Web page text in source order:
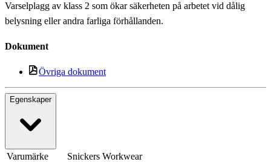
Varselplagg av klass 2 som ökar säkerheten på arbetet vid dålig
belysning eller andra farliga förhållanden.
Dokument
Övriga dokument
Egenskaper
Varumärke
Snickers Workwear